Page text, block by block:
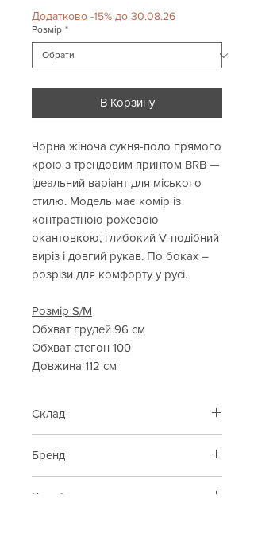
Додатково -15% до 30.08.26
Розмір *
В Корзину
Чорна жіноча сукня-поло прямого
крою з трендовим принтом BRB —
ідеальний варіант для міського
стилю. Модель має комір із
контрастною рожевою
окантовкою, глибокий V-подібний
виріз і довгий рукав. По боках –
розрізи для комфорту у русі.
Розмір S/M
Обхват грудей 96 см
Обхват стегон 100
Довжина 112 см
Склад
Бренд
Виробник